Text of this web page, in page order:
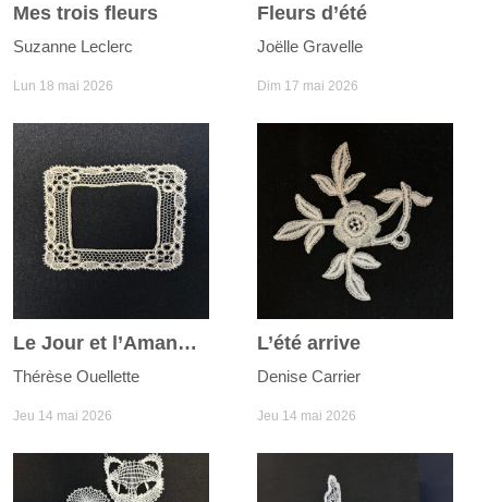
Mes trois fleurs
Suzanne Leclerc
Lun 18 mai 2026
Fleurs d’été
Joëlle Gravelle
Dim 17 mai 2026
Le Jour et l’Amande
Thérèse Ouellette
Jeu 14 mai 2026
L’été arrive
Denise Carrier
Jeu 14 mai 2026